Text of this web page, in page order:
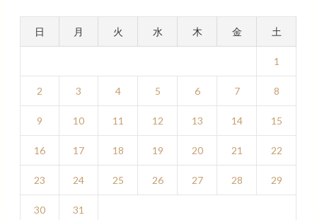
日 月 火 水 木 金 土
1
2 3 4 5 6 7 8
9 10 11 12 13 14 15
16 17 18 19 20 21 22
23 24 25 26 27 28 29
30
31